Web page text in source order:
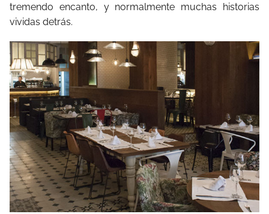
tremendo encanto, y normalmente muchas historias
vividas detrás.